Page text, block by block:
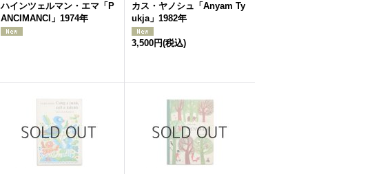
ハインツェルマン・エマ「P
ANCIMANCI」1974年
カス・ヤノシュ「Anyam Ty
ukja」1982年
3,500円(税込)